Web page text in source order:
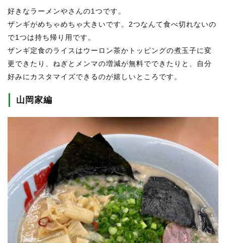
好きなラーメンやさんの1つです。
ザンギがめちゃめちゃ大きいです。2つなんて食べ切れないの
で1つは持ち帰り用です。
ザンギ定食のライスはウーロン茶かトッピングの煮玉子に変
更できたり、ねぎとメンマの増減が無料でできたりと、自分
好みにカスタマイズできるのが嬉しいところです。
山岡家編